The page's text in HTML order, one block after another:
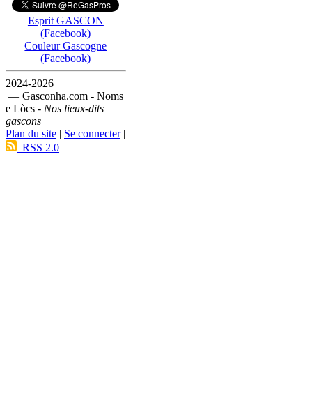
Esprit GASCON
(Facebook)
Couleur Gascogne
(Facebook)
2024-2026
— Gasconha.com - Noms
e Lòcs - Nos lieux-dits
gascons
Plan du site | Se connecter|
RSS 2.0